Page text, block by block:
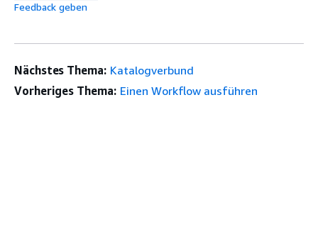
Feedback geben
Nächstes Thema: Katalogverbund
Vorheriges Thema: Einen Workflow ausführen